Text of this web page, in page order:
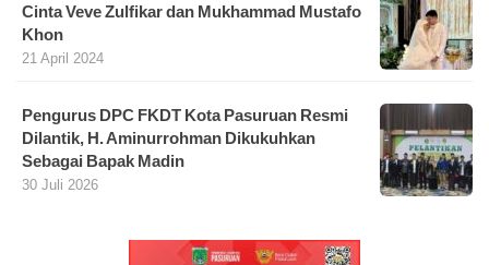
Cinta Veve Zulfikar dan Mukhammad Mustafo
Khon
21 April 2024
Pengurus DPC FKDT Kota Pasuruan Resmi
Dilantik, H. Aminurrohman Dikukuhkan
Sebagai Bapak Madin
30 Juli 2026